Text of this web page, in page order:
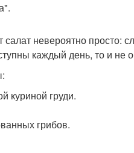
салат невероятно
каждый день, то и не
куриной груди.
грибов.